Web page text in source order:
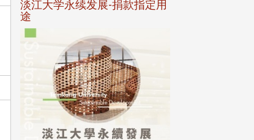
淡江大学永续发展-捐款指定用
途